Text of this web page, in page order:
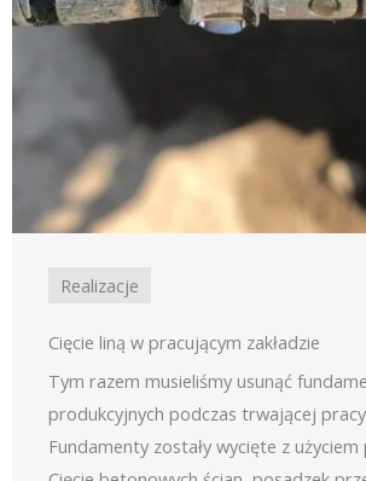
Realizacje
Cięcie liną w pracującym zakładzie
Tym razem musieliśmy usunąć
produkcyjnych podczas trwającej pracy
Fundamenty zostały wycięte z użyciem